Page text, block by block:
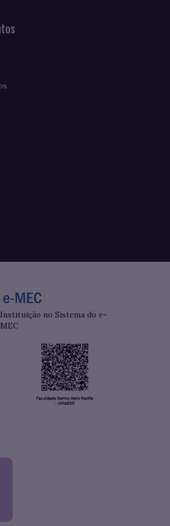
no Sistema do e-
MEC